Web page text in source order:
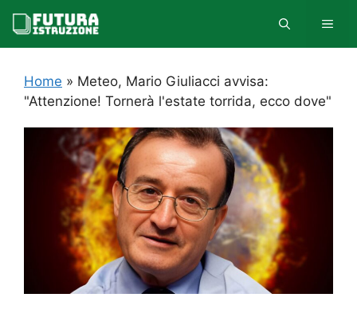
contenuto
Home » Meteo, Mario Giuliacci avvisa:
"Attenzione! Tornerà l'estate torrida, ecco dove"